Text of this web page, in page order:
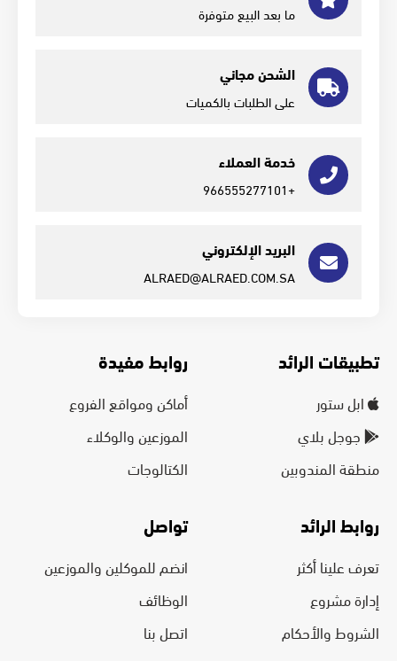
ما بعد البيع متوفرة
الشحن مجاني
على الطلبات بالكميات
خدمة العملاء
+966555277101
البريد الإلكتروني
ALRAED@ALRAED.COM.SA
تطبيقات الرائد
ابل ستور
جوجل بلاي
منطقة المندوبين
روابط مفيدة
أماكن ومواقع الفروع
الموزعين والوكلاء
الكتالوجات
روابط الرائد
تعرف علينا أكثر
إدارة مشروع
الشروط والأحكام
تواصل
انضم للموكلين والموزعين
الوظائف
اتصل بنا